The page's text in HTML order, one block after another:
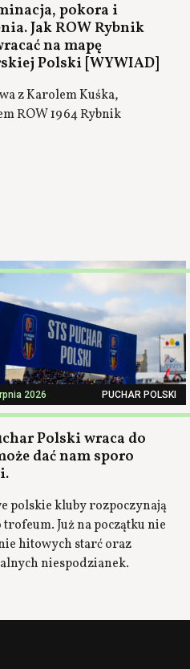
pokora i
Jak ROW Rybnik
na mapę
Polski [WYWIAD]
z Karolem Kuśka,
ROW 1964 Rybnik
2026 PUCHAR POLSKI
Polski wraca do
dać nam sporo
polskie kluby rozpoczynają
trofeum. Już na początku nie
hitowych starć oraz
niespodzianek.